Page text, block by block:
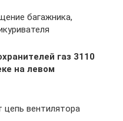
багажника,
газ 3110
на левом
вентилятора